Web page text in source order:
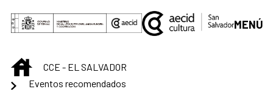
Saltar al contenido principal
MENÚ
INICIOCCE - EL SALVADOR
Eventos recomendados